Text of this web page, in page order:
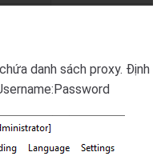
danh sách proxy. Định